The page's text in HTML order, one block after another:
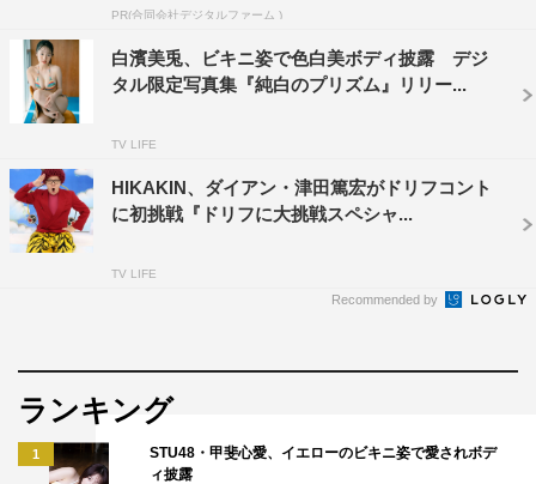
PR(合同会社デジタルファーム )
白濱美兎、ビキニ姿で色白美ボディ披露 デジ
タル限定写真集『純白のプリズム』リリー...
TV LIFE
HIKAKIN、ダイアン・津田篤宏がドリフコント
に初挑戦『ドリフに大挑戦スペシャ...
TV LIFE
Recommended by
ランキング
1
STU48・甲斐心愛、イエローのビキニ姿で愛されボデ
ィ披露